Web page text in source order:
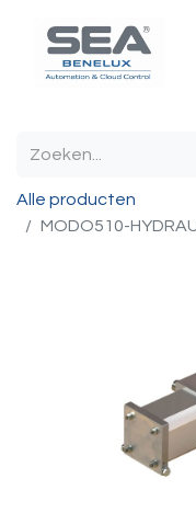
Alle producten
MODO510-